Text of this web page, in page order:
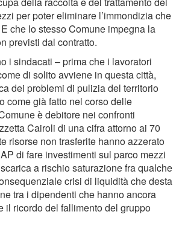
per poter eliminare l’immondizia che
che lo stesso Comune impegna la
previsti dal contratto.
i sindacati – prima che i lavoratori
di solito avviene in questa città,
dei problemi di pulizia del territorio
come già fatto nel corso delle
è debitore nei confronti
Cairoli di una cifra attorno ai 70
risorse non trasferite hanno azzerato
di fare investimenti sul parco mezzi
a rischio saturazione fra qualche
crisi di liquidità che desta
tra i dipendenti che hanno ancora
il ricordo del fallimento del gruppo